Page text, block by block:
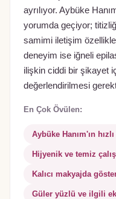
ayrılıyor. Aybüke
yorumda geçiyor;
samimi iletişim
deneyim ise iğneli
ilişkin ciddi bir şikayet
değerlendirilmesi
En Çok Övülen:
Aybüke Hanım'ın
Hijyenik ve temiz
Kalıcı makyajda
Güler yüzlü ve ilgili